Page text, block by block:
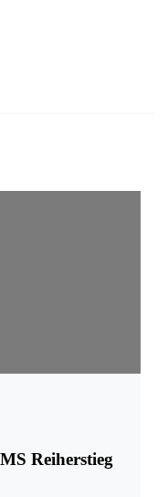
Reiherstieg